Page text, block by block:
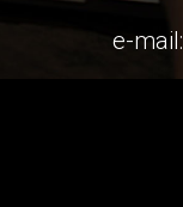
e-mail: